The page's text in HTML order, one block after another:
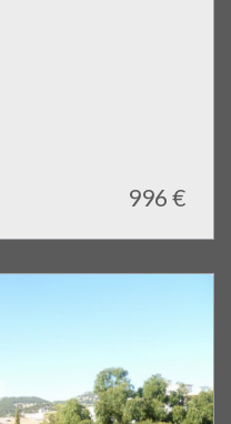
996 €